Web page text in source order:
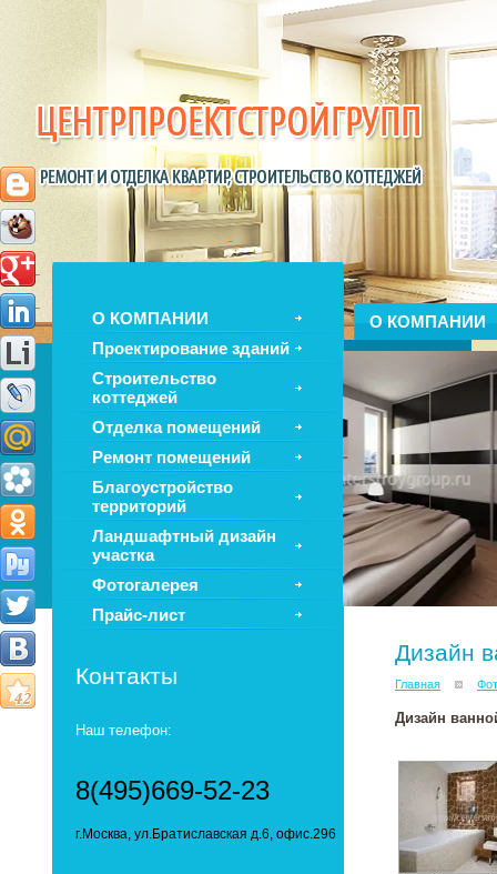
О КОМПАНИИ
Проектирование зданий
Строительство
коттеджей
Отделка помещений
Ремонт помещений
Благоустройство
территорий
Ландшафтный дизайн
участка
Фотогалерея
Прайс-лист
Контакты
Наш телефон:
8(495)669-52-23
г.Москва, ул.Братиславская д.6, офис.296
О КОМПАНИИ
Дизайн
Главная
Дизайн